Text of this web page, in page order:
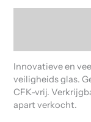
Innovatieve en
veiligheids glas.
CFK-vrij.
apart verkocht.